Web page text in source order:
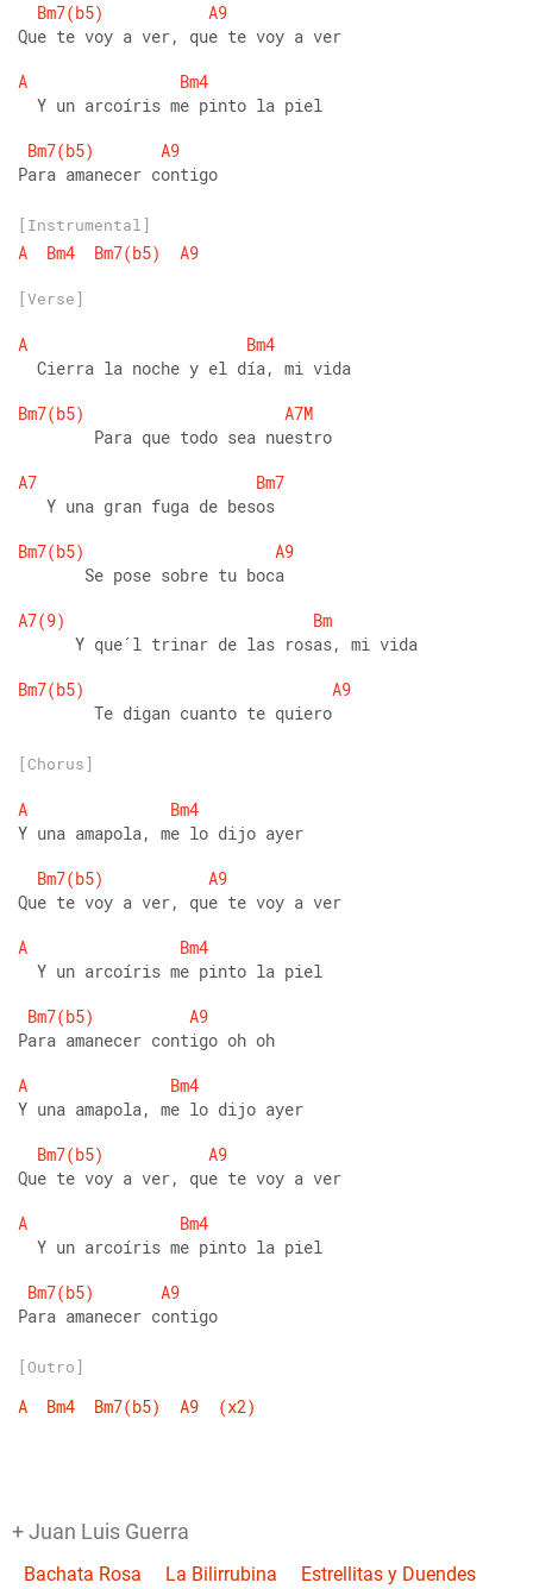
Bm7(b5)
A9
Que te voy a ver, que te voy a ver
A
Bm4
  Y un arcoíris me pinto la piel
Bm7(b5)
A9
Para amanecer contigo
[Instrumental]
A Bm4 Bm7(b5) A9
[Verse]
A
Bm4
  Cierra la noche y el día, mi vida
Bm7(b5)
A7M
        Para que todo sea nuestro
A7
Bm7
   Y una gran fuga de besos
Bm7(b5)
A9
       Se pose sobre tu boca
A7(9)
Bm
      Y que´l trinar de las rosas, mi vida
Bm7(b5)
A9
        Te digan cuanto te quiero
[Chorus]
A
Bm4
Y una amapola, me lo dijo ayer
Bm7(b5)
A9
Que te voy a ver, que te voy a ver
A
Bm4
  Y un arcoíris me pinto la piel
Bm7(b5)
A9
Para amanecer contigo oh oh
A
Bm4
Y una amapola, me lo dijo ayer
Bm7(b5)
A9
Que te voy a ver, que te voy a ver
A
Bm4
  Y un arcoíris me pinto la piel
Bm7(b5)
A9
Para amanecer contigo
[Outro]
A Bm4 Bm7(b5) A9 (x2)
+ Juan Luis Guerra
Bachata Rosa La Bilirrubina Estrellitas y Duendes